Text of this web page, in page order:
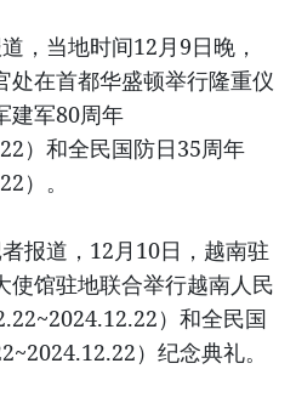
，当地时间12月9日晚，
处在首都华盛顿举行隆重仪
建军80周年
）和全民国防日35周年
）。
报道，12月10日，越南驻
使馆驻地联合举行越南人民
）和全民国
）纪念典礼。